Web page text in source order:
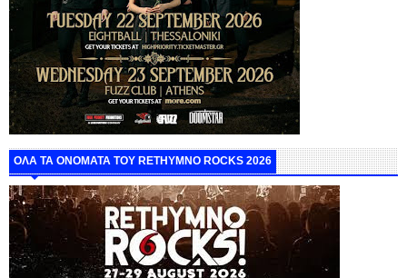
ΟΛΑ ΤΑ ΟΝΟΜΑΤΑ ΤΟΥ RETHYMNO ROCKS 2026